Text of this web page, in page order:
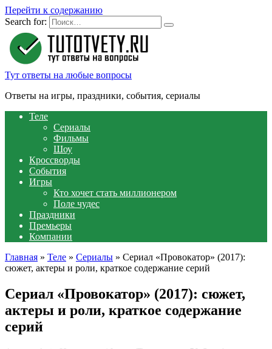
Перейти к содержанию
Search for:
Тут ответы на любые вопросы
Ответы на игры, праздники, события, сериалы
Теле
Сериалы
Фильмы
Шоу
Кроссворды
События
Игры
Кто хочет стать миллионером
Поле чудес
Праздники
Премьеры
Компании
Главная » Теле » Сериалы » Сериал «Провокатор» (2017):
сюжет, актеры и роли, краткое содержание серий
Сериал «Провокатор» (2017): сюжет,
актеры и роли, краткое содержание
серий